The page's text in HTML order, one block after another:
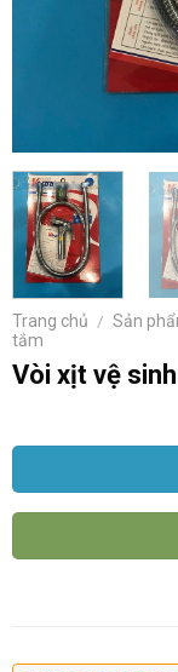
Trang chủ / Sản
tắm
Vòi xịt vệ